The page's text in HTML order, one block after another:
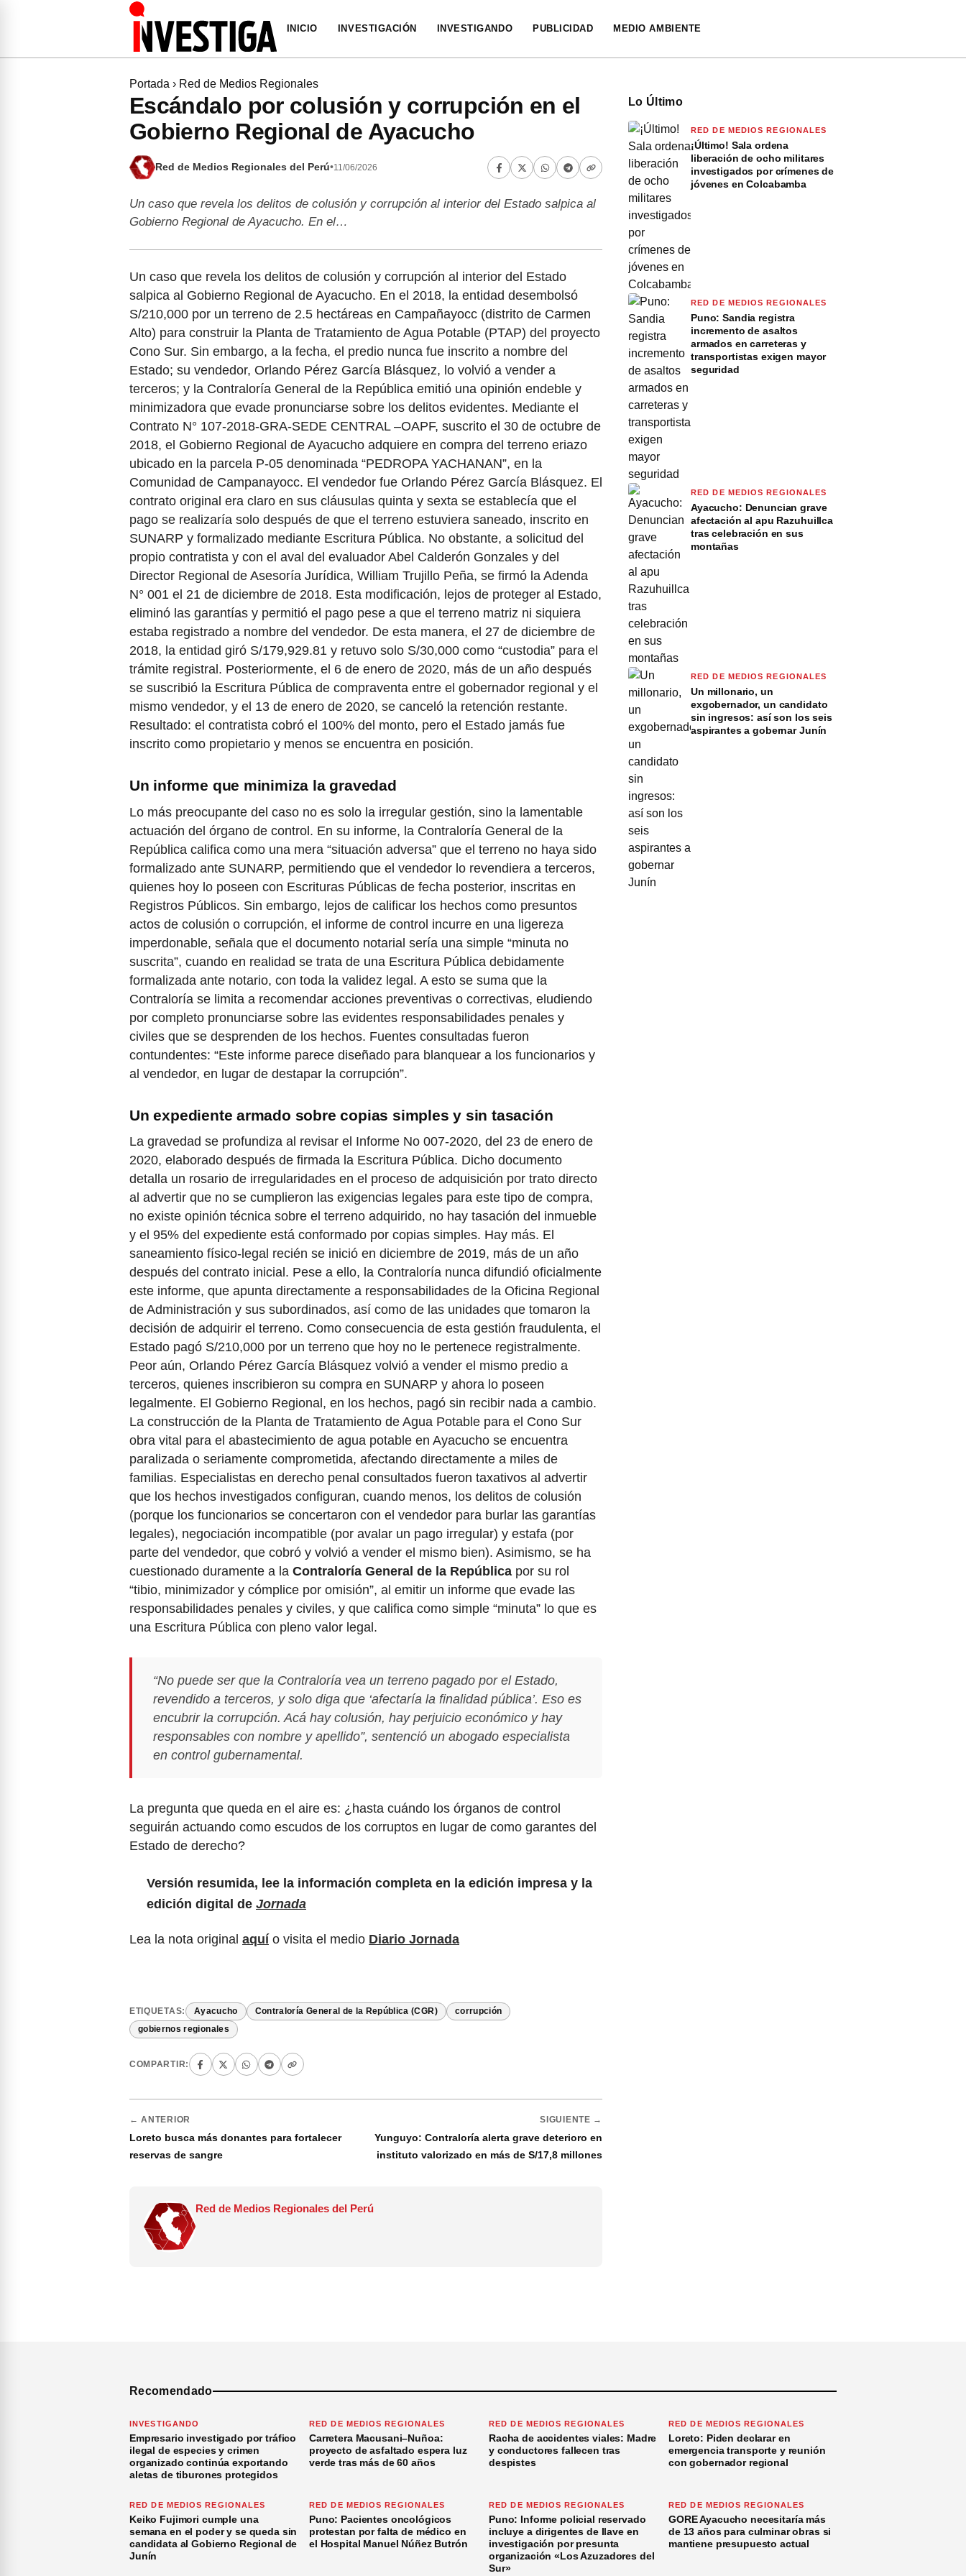
INICIO INVESTIGACIÓN INVESTIGANDO PUBLICIDAD MEDIO AMBIENTE
Portada › Red de Medios Regionales
Escándalo por colusión y corrupción en el
Gobierno Regional de Ayacucho
Red de Medios Regionales del Perú•11/06/2026
Un caso que revela los delitos de colusión y corrupción al interior del Estado salpica al
Gobierno Regional de Ayacucho. En el…
Un caso que revela los delitos de colusión y corrupción al interior del Estado
salpica al Gobierno Regional de Ayacucho. En el 2018, la entidad desembolsó
S/210,000 por un terreno de 2.5 hectáreas en Campañayocc (distrito de Carmen
Alto) para construir la Planta de Tratamiento de Agua Potable (PTAP) del proyecto
Cono Sur. Sin embargo, a la fecha, el predio nunca fue inscrito a nombre del
Estado; su vendedor, Orlando Pérez García Blásquez, lo volvió a vender a
terceros; y la Contraloría General de la República emitió una opinión endeble y
minimizadora que evade pronunciarse sobre los delitos evidentes. Mediante el
Contrato N° 107-2018-GRA-SEDE CENTRAL –OAPF, suscrito el 30 de octubre de
2018, el Gobierno Regional de Ayacucho adquiere en compra del terreno eriazo
ubicado en la parcela P-05 denominada “PEDROPA YACHANAN”, en la
Comunidad de Campanayocc. El vendedor fue Orlando Pérez García Blásquez. El
contrato original era claro en sus cláusulas quinta y sexta se establecía que el
pago se realizaría solo después de que el terreno estuviera saneado, inscrito en
SUNARP y formalizado mediante Escritura Pública. No obstante, a solicitud del
propio contratista y con el aval del evaluador Abel Calderón Gonzales y del
Director Regional de Asesoría Jurídica, William Trujillo Peña, se firmó la Adenda
N° 001 el 21 de diciembre de 2018. Esta modificación, lejos de proteger al Estado,
eliminó las garantías y permitió el pago pese a que el terreno matriz ni siquiera
estaba registrado a nombre del vendedor. De esta manera, el 27 de diciembre de
2018, la entidad giró S/179,929.81 y retuvo solo S/30,000 como “custodia” para el
trámite registral. Posteriormente, el 6 de enero de 2020, más de un año después
se suscribió la Escritura Pública de compraventa entre el gobernador regional y el
mismo vendedor, y el 13 de enero de 2020, se canceló la retención restante.
Resultado: el contratista cobró el 100% del monto, pero el Estado jamás fue
inscrito como propietario y menos se encuentra en posición.
Un informe que minimiza la gravedad
Lo más preocupante del caso no es solo la irregular gestión, sino la lamentable
actuación del órgano de control. En su informe, la Contraloría General de la
República califica como una mera “situación adversa” que el terreno no haya sido
formalizado ante SUNARP, permitiendo que el vendedor lo revendiera a terceros,
quienes hoy lo poseen con Escrituras Públicas de fecha posterior, inscritas en
Registros Públicos. Sin embargo, lejos de calificar los hechos como presuntos
actos de colusión o corrupción, el informe de control incurre en una ligereza
imperdonable, señala que el documento notarial sería una simple “minuta no
suscrita”, cuando en realidad se trata de una Escritura Pública debidamente
formalizada ante notario, con toda la validez legal. A esto se suma que la
Contraloría se limita a recomendar acciones preventivas o correctivas, eludiendo
por completo pronunciarse sobre las evidentes responsabilidades penales y
civiles que se desprenden de los hechos. Fuentes consultadas fueron
contundentes: “Este informe parece diseñado para blanquear a los funcionarios y
al vendedor, en lugar de destapar la corrupción”.
Un expediente armado sobre copias simples y sin tasación
La gravedad se profundiza al revisar el Informe No 007-2020, del 23 de enero de
2020, elaborado después de firmada la Escritura Pública. Dicho documento
detalla un rosario de irregularidades en el proceso de adquisición por trato directo
al advertir que no se cumplieron las exigencias legales para este tipo de compra,
no existe opinión técnica sobre el terreno adquirido, no hay tasación del inmueble
y el 95% del expediente está conformado por copias simples. Hay más. El
saneamiento físico-legal recién se inició en diciembre de 2019, más de un año
después del contrato inicial. Pese a ello, la Contraloría nunca difundió oficialmente
este informe, que apunta directamente a responsabilidades de la Oficina Regional
de Administración y sus subordinados, así como de las unidades que tomaron la
decisión de adquirir el terreno. Como consecuencia de esta gestión fraudulenta, el
Estado pagó S/210,000 por un terreno que hoy no le pertenece registralmente.
Peor aún, Orlando Pérez García Blásquez volvió a vender el mismo predio a
terceros, quienes inscribieron su compra en SUNARP y ahora lo poseen
legalmente. El Gobierno Regional, en los hechos, pagó sin recibir nada a cambio.
La construcción de la Planta de Tratamiento de Agua Potable para el Cono Sur
obra vital para el abastecimiento de agua potable en Ayacucho se encuentra
paralizada o seriamente comprometida, afectando directamente a miles de
familias. Especialistas en derecho penal consultados fueron taxativos al advertir
que los hechos investigados configuran, cuando menos, los delitos de colusión
(porque los funcionarios se concertaron con el vendedor para burlar las garantías
legales), negociación incompatible (por avalar un pago irregular) y estafa (por
parte del vendedor, que cobró y volvió a vender el mismo bien). Asimismo, se ha
cuestionado duramente a la Contraloría General de la República por su rol
“tibio, minimizador y cómplice por omisión”, al emitir un informe que evade las
responsabilidades penales y civiles, y que califica como simple “minuta” lo que es
una Escritura Pública con pleno valor legal.
“No puede ser que la Contraloría vea un terreno pagado por el Estado,
revendido a terceros, y solo diga que ‘afectaría la finalidad pública’. Eso es
encubrir la corrupción. Acá hay colusión, hay perjuicio económico y hay
responsables con nombre y apellido”, sentenció un abogado especialista
en control gubernamental.
La pregunta que queda en el aire es: ¿hasta cuándo los órganos de control
seguirán actuando como escudos de los corruptos en lugar de como garantes del
Estado de derecho?
Versión resumida, lee la información completa en la edición impresa y la
edición digital de Jornada
Lea la nota original aquío visita el medio Diario Jornada
ETIQUETAS: Ayacucho Contraloría General de la República (CGR) corrupción
gobiernos regionales
COMPARTIR:
← ANTERIOR
Loreto busca más donantes para fortalecer
reservas de sangre
SIGUIENTE →
Yunguyo: Contraloría alerta grave deterioro en
instituto valorizado en más de S/17,8 millones
Red de Medios Regionales del Perú
Lo Último
RED DE MEDIOS REGIONALES
¡Último! Sala ordena
liberación de ocho militares
investigados por crímenes de
jóvenes en Colcabamba
RED DE MEDIOS REGIONALES
Puno: Sandia registra
incremento de asaltos
armados en carreteras y
transportistas exigen mayor
seguridad
RED DE MEDIOS REGIONALES
Ayacucho: Denuncian grave
afectación al apu Razuhuillca
tras celebración en sus
montañas
RED DE MEDIOS REGIONALES
Un millonario, un
exgobernador, un candidato
sin ingresos: así son los seis
aspirantes a gobernar Junín
Recomendado
INVESTIGANDO
Empresario investigado por tráfico
ilegal de especies y crimen
organizado continúa exportando
aletas de tiburones protegidos
RED DE MEDIOS REGIONALES
Carretera Macusani–Nuñoa:
proyecto de asfaltado espera luz
verde tras más de 60 años
RED DE MEDIOS REGIONALES
Racha de accidentes viales: Madre
y conductores fallecen tras
despistes
RED DE MEDIOS REGIONALES
Loreto: Piden declarar en
emergencia transporte y reunión
con gobernador regional
RED DE MEDIOS REGIONALES
Keiko Fujimori cumple una
semana en el poder y se queda sin
candidata al Gobierno Regional de
Junín
RED DE MEDIOS REGIONALES
Puno: Pacientes oncológicos
protestan por falta de médico en
el Hospital Manuel Núñez Butrón
RED DE MEDIOS REGIONALES
Puno: Informe policial reservado
incluye a dirigentes de Ilave en
investigación por presunta
organización «Los Azuzadores del
Sur»
RED DE MEDIOS REGIONALES
GORE Ayacucho necesitaría más
de 13 años para culminar obras si
mantiene presupuesto actual